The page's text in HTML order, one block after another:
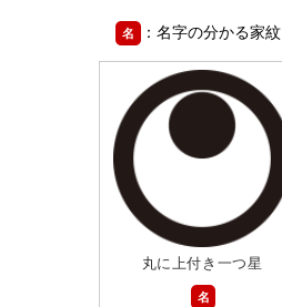
名 ：名字の分かる家紋
丸に上付き一つ星
名